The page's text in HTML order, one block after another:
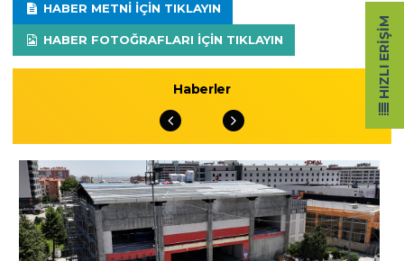
HABER METNI IÇIN TIKLAYIN
HABER FOTOĞRAFLARI IÇIN TIKLAYIN
Haberler HIZLI ERIŞIM